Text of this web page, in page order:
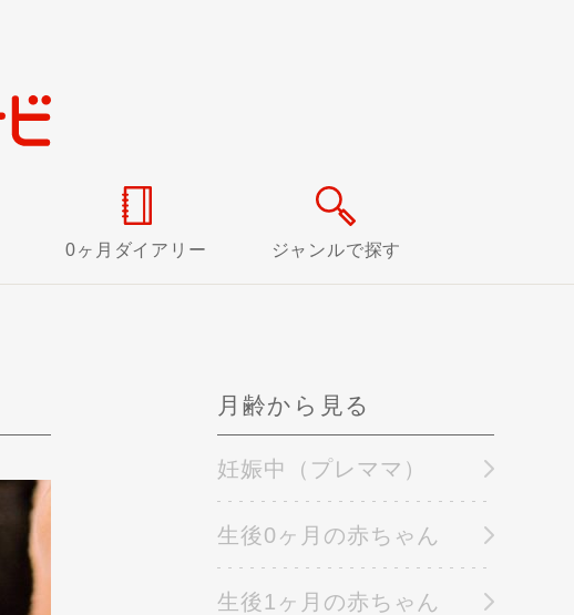
0ヶ月ダイアリー ジャンルで探す
月齢から見る
妊娠中（プレママ）
生後0ヶ月の赤ちゃん
生後1ヶ月の赤ちゃん